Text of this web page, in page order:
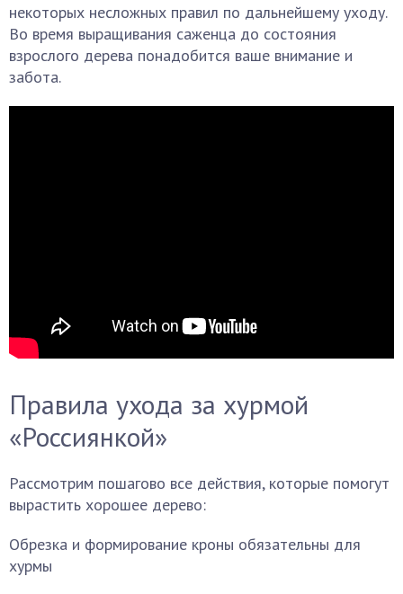
некоторых несложных правил по дальнейшему уходу.
Во время выращивания саженца до состояния
взрослого дерева понадобится ваше внимание и
забота.
Правила ухода за хурмой
«Россиянкой»
Рассмотрим пошагово все действия, которые помогут
вырастить хорошее дерево:
Обрезка и формирование кроны обязательны для
хурмы